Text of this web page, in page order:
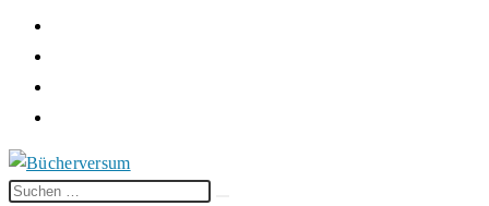
Diese